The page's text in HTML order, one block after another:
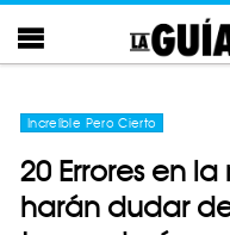
Increíble Pero Cierto
20 Errores en
harán dudar